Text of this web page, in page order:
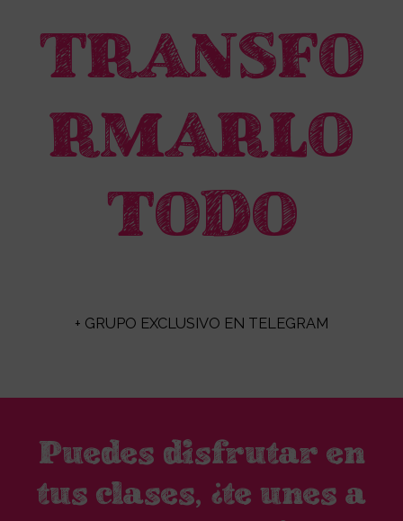
TRANSFO
RMARLO
TODO
+ GRUPO EXCLUSIVO EN TELEGRAM
Puedes disfrutar en
tus clases, ¿te unes a